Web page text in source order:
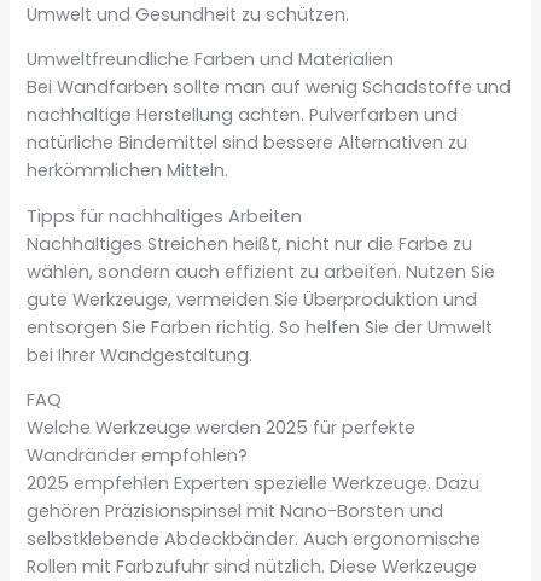
Umwelt und Gesundheit zu schützen.
Umweltfreundliche Farben und Materialien
Bei Wandfarben sollte man auf wenig Schadstoffe und
nachhaltige Herstellung achten. Pulverfarben und
natürliche Bindemittel sind bessere Alternativen zu
herkömmlichen Mitteln.
Tipps für nachhaltiges Arbeiten
Nachhaltiges Streichen heißt, nicht nur die Farbe zu
wählen, sondern auch effizient zu arbeiten. Nutzen Sie
gute Werkzeuge, vermeiden Sie Überproduktion und
entsorgen Sie Farben richtig. So helfen Sie der Umwelt
bei Ihrer Wandgestaltung.
FAQ
Welche Werkzeuge werden 2025 für perfekte
Wandränder empfohlen?
2025 empfehlen Experten spezielle Werkzeuge. Dazu
gehören Präzisionspinsel mit Nano-Borsten und
selbstklebende Abdeckbänder. Auch ergonomische
Rollen mit Farbzufuhr sind nützlich. Diese Werkzeuge